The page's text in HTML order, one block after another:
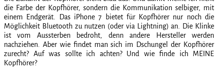
die Farbe der Kopfhörer, sondern die Kommunikation selbiger, mit
einem Endgerät. Das iPhone 7 bietet für Kopfhörer nur noch die
Möglichkeit Bluetooth zu nutzen (oder via Lightning) an. Die Klinke
ist vom Aussterben bedroht, denn andere Hersteller werden
nachziehen. Aber wie findet man sich im Dschungel der Kopfhörer
zurecht? Auf was sollte ich achten? Und wie finde ich MEINE
Kopfhörer?